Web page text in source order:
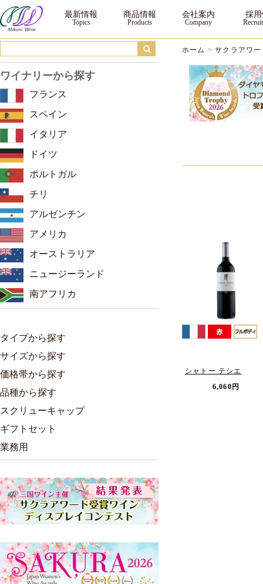
サクラアワード2026 ダイヤモンドトロフィー ｜三国ワイン
最新情報 商品情報 会社案内 採
ホーム >サクラアワー
シャトー テシエ
6,060円
ワイナリーから探す
フランス
スペイン
イタリア
ドイツ
ポルトガル
チリ
アルゼンチン
アメリカ
オーストラリア
ニュージーランド
南アフリカ
タイプから探す
サイズから探す
価格帯から探す
品種から探す
スクリューキャップ
ギフトセット
業務用